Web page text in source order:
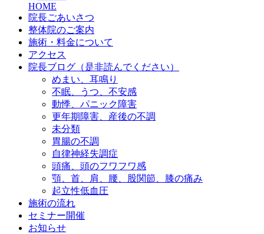
HOME
院長ごあいさつ
整体院のご案内
施術・料金について
アクセス
院長ブログ（是非読んでください）
めまい、耳鳴り
不眠、うつ、不安感
動悸、パニック障害
更年期障害、産後の不調
未分類
胃腸の不調
自律神経失調症
頭痛、頭のフワフワ感
顎、首、肩、腰、股関節、膝の痛み
起立性低血圧
施術の流れ
セミナー開催
お知らせ